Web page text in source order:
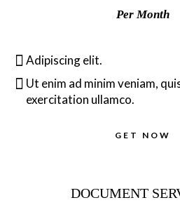
Per Month
Adipiscing elit.
Ut enim ad minim veniam,
exercitation ullamco.
GET NOW
DOCUMENT